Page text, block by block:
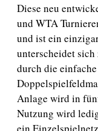
Diese neu
und WTA
und ist ein
unterscheidet
durch die
Anlage wird in
Nutzung wird
ein